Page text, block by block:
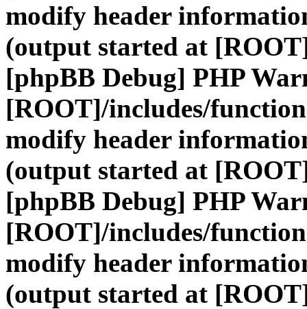
modify header
(output started at
[phpBB Debug] PHP
[ROOT]/includes/
modify header
(output started at
[phpBB Debug] PHP
[ROOT]/includes/
modify header
(output started at